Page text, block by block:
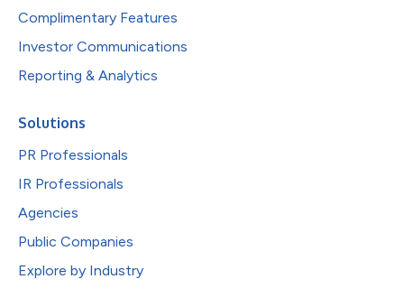
Complimentary Features
Investor Communications
Reporting & Analytics
Solutions
PR Professionals
IR Professionals
Agencies
Public Companies
Explore by Industry